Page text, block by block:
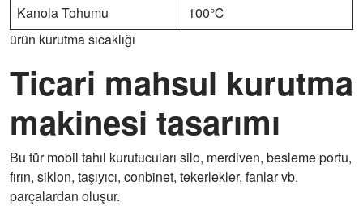
Kanola Tohumu
100℃
ürün kurutma sıcaklığı
Ticari mahsul kurutma
makinesi tasarımı
Bu tür mobil tahıl kurutucuları silo, merdiven, besleme portu,
fırın, siklon, taşıyıcı, conbinet, tekerlekler, fanlar vb.
parçalardan oluşur.